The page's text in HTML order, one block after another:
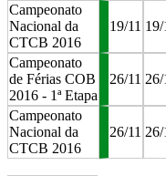
Campeonato
Nacional da
CTCB 2016
19/11 19/
Campeonato
de Férias COB
2016 - 1ª Etapa
26/11 26/
Campeonato
Nacional da
CTCB 2016
26/11 26/